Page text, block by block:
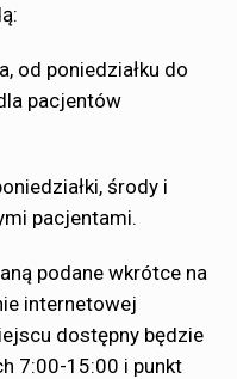
od poniedziałku do
pacjentów
środy i
pacjentami.
podane wkrótce na
internetowej
dostępny będzie
7:00-15:00 i punkt